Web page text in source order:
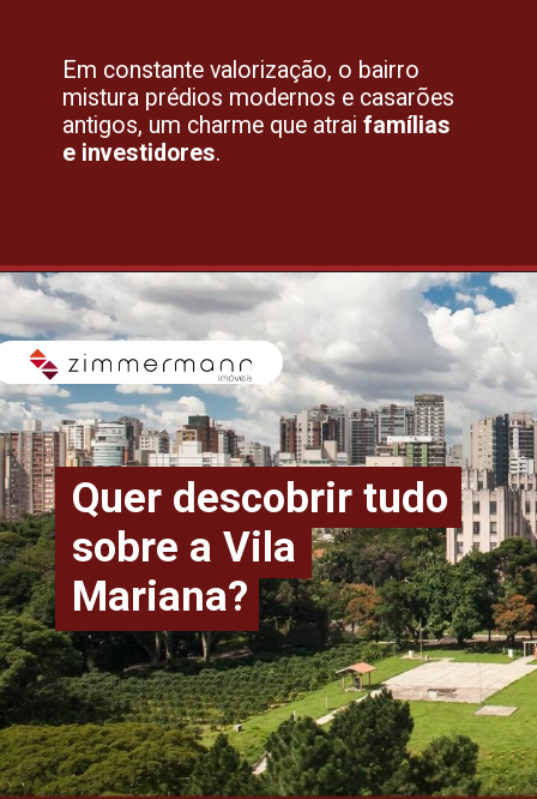
Em constante valorização, o bairro
mistura prédios modernos e casarões
antigos, um charme que atraifamílias
e investidores.
Quer descobrir tudo
sobre a Vila
Mariana?